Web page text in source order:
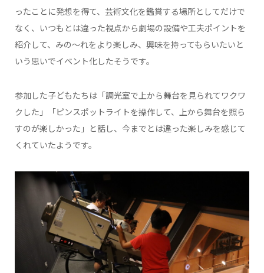
ったことに発想を得て、芸術文化を鑑賞する場所としてだけで
なく、いつもとは違った視点から劇場の設備や工夫ポイントを
紹介して、みの～れをより楽しみ、興味を持ってもらいたいと
いう思いでイベント化したそうです。
参加した子どもたちは「調光室で上から舞台を見られてワクワ
クした」「ピンスポットライトを操作して、上から舞台を照ら
すのが楽しかった」と話し、今までとは違った楽しみを感じて
くれていたようです。